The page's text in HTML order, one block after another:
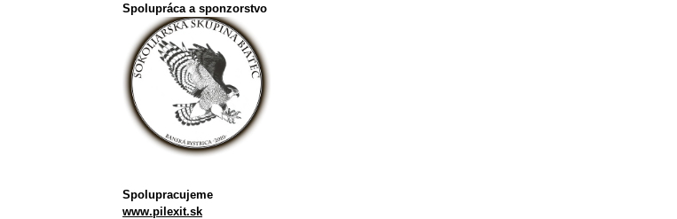
Spolupráca a sponzorstvo
Spolupracujeme
www.pilexit.sk